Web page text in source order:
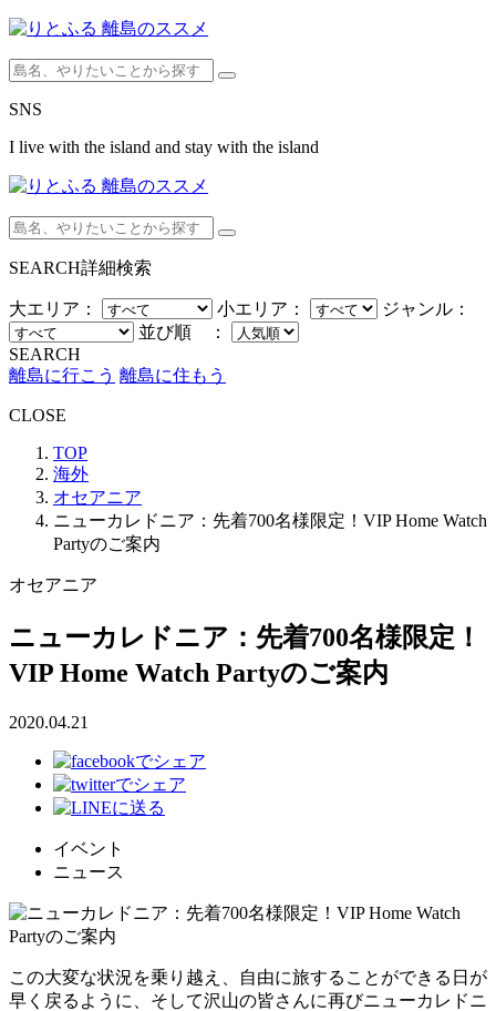
SNS
I live with the island and stay with the island
SEARCH詳細検索
大エリア： 小エリア：
ジャンル：
並び順 ：
SEARCH
離島に行こう 離島に住もう
CLOSE
TOP
海外
オセアニア
ニューカレドニア：先着700名様限定！VIP Home Watch
Partyのご案内
オセアニア
ニューカレドニア：先着700名様限定！
VIP Home Watch Partyのご案内
2020.04.21
イベント
ニュース
この大変な状況を乗り越え、自由に旅することができる日が
早く戻るように、そして沢山の皆さんに再びニューカレドニ